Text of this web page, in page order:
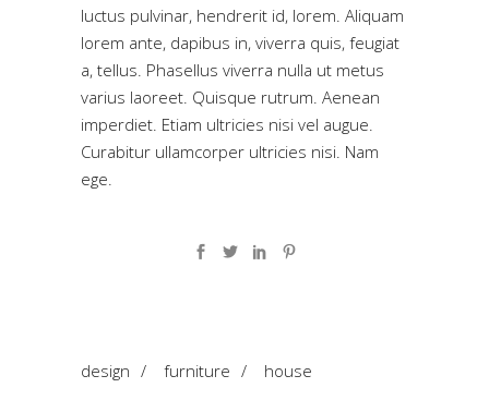
luctus pulvinar, hendrerit id, lorem. Aliquam
lorem ante, dapibus in, viverra quis, feugiat
a, tellus. Phasellus viverra nulla ut metus
varius laoreet. Quisque rutrum. Aenean
imperdiet. Etiam ultricies nisi vel augue.
Curabitur ullamcorper ultricies nisi. Nam
ege.
design / furniture / house